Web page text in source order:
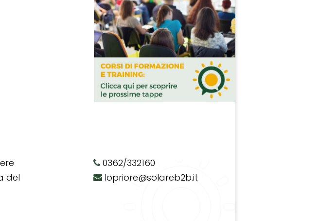
del
0362/332160
lopriore@solareb2b.it